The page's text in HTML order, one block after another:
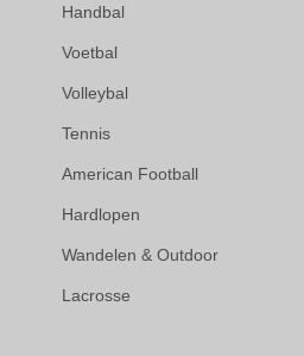
Handbal
Voetbal
Volleybal
Tennis
American Football
Hardlopen
Wandelen & Outdoor
Lacrosse